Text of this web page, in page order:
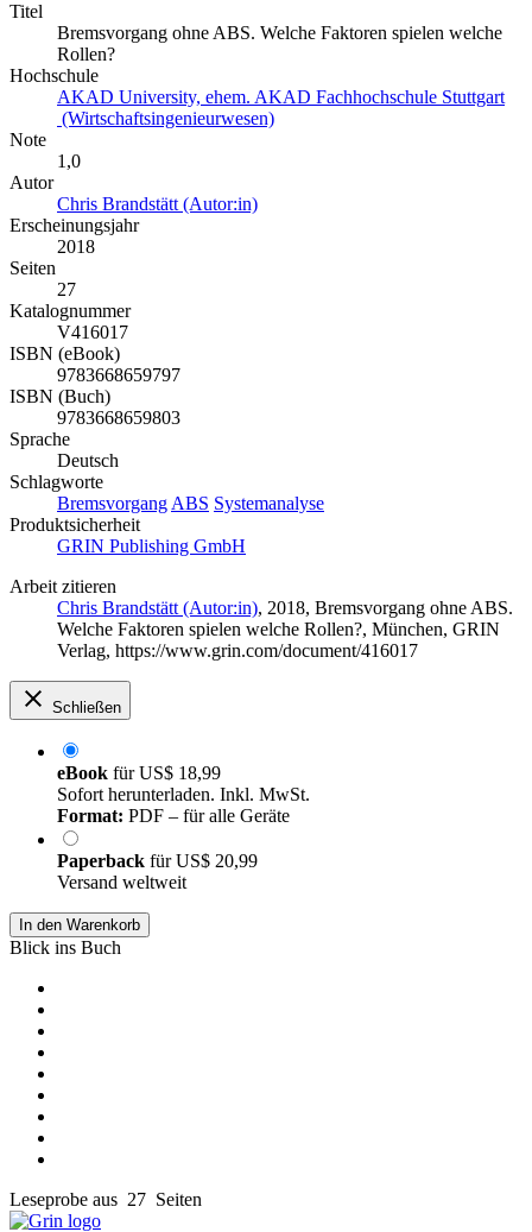
Titel
Bremsvorgang ohne ABS. Welche Faktoren spielen welche
Rollen?
Hochschule
AKAD University, ehem. AKAD Fachhochschule Stuttgart
(Wirtschaftsingenieurwesen)
Note
1,0
Autor
Chris Brandstätt (Autor:in)
Erscheinungsjahr
2018
Seiten
27
Katalognummer
V416017
ISBN (eBook)
9783668659797
ISBN (Buch)
9783668659803
Sprache
Deutsch
Schlagworte
Bremsvorgang ABS Systemanalyse
Produktsicherheit
GRIN Publishing GmbH
Arbeit zitieren
Chris Brandstätt (Autor:in), 2018, Bremsvorgang ohne ABS.
Welche Faktoren spielen welche Rollen?, München, GRIN
Verlag, https://www.grin.com/document/416017
Schließen
eBook fürUS$ 18,99
Sofort herunterladen. Inkl. MwSt.
Format: PDF – für alle Geräte
Paperback fürUS$ 20,99
Versand weltweit
In den Warenkorb
Blick ins Buch
Leseprobe aus 27 Seiten